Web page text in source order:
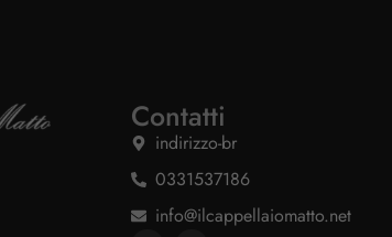
Contatti
indirizzo-br
0331537186
info@ilcappellaiomatto.net